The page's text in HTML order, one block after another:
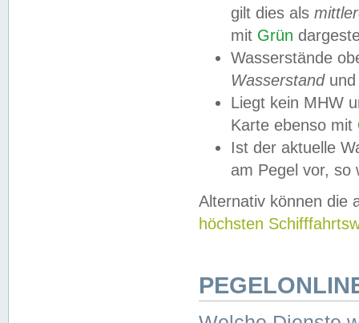
gilt dies als
mit Grün
Wasserstände
Wasserstandund
Liegt kein MHW
Karte ebenso mit
Ist der aktuelle
am Pegel vor,
Alternativ können die
höchsten